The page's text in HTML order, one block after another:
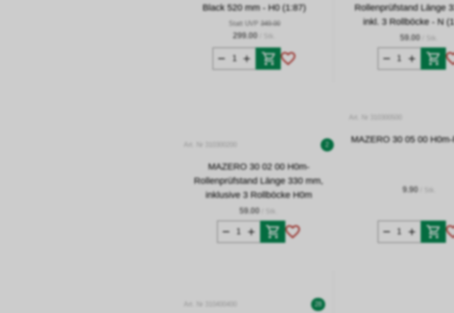
Black 520 mm - H0 (1:87)
Statt UVP 349.00
299.00
Rollenprüfstand Länge
inkl. 3 Rollböcke - N
59.00
MAZERO 30 02 00 H0m-
Rollenprüfstand Länge 330 mm,
inklusive 3 Rollböcke H0m
59.00
MAZERO 30 05 00
9.90
28